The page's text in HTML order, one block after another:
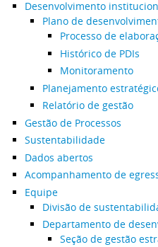
Desenvolvimento
Plano de
Processo de
Histórico de PDIs
Monitoramento
Planejamento
Relatório de gestão
Gestão de Processos
Sustentabilidade
Dados abertos
Acompanhamento de
Equipe
Divisão de
Departamento de
Seção de gestão